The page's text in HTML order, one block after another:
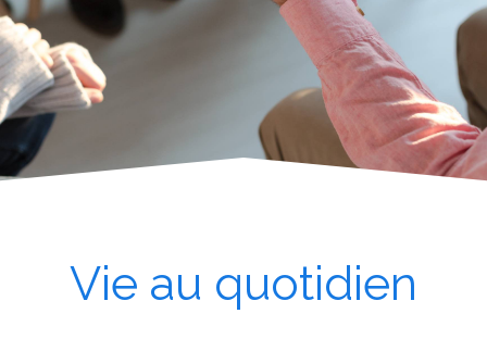
Projet thérapeutique
Vie au quotidien
Contact
Vie au quotidien